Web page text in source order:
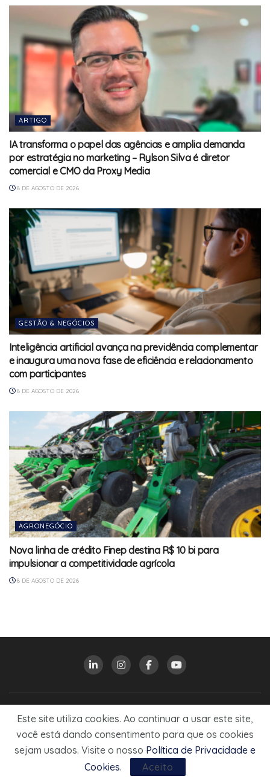
ARTIGO
IA transforma o papel das agências e amplia demanda
por estratégia no marketing – Rylson Silva é diretor
comercial e CMO da Proxy Media
8 DE AGOSTO DE 2026
GESTÃO & NEGÓCIOS
Inteligência artificial avança na previdência complementar
e inaugura uma nova fase de eficiência e relacionamento
com participantes
8 DE AGOSTO DE 2026
AGRONEGÓCIO
Nova linha de crédito Finep destina R$ 10 bi para
impulsionar a competitividade agrícola
8 DE AGOSTO DE 2026
FALE COM A MUNDOCOOP
Este site utiliza cookies. Ao continuar a usar este site,
você está dando consentimento para que os cookies
sejam usados. Visite o nosso Política de Privacidade e
Cookies. Aceito